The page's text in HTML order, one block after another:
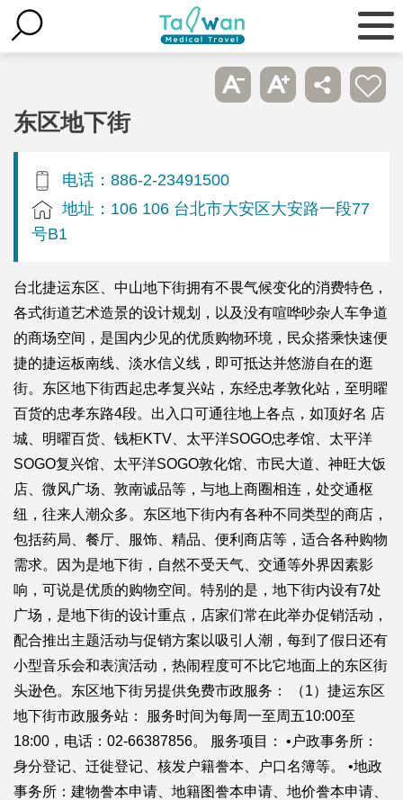
东区地下街
电话：886-2-23491500
地址：106 106 台北市大安区大安路一段77
号B1
台北捷运东区、中山地下街拥有不畏气候变化的消费特色，
各式街道艺术造景的设计规划，以及没有喧哗吵杂人车争道
的商场空间，是国内少见的优质购物环境，民众搭乘快速便
捷的捷运板南线、淡水信义线，即可抵达并悠游自在的逛
街。东区地下街西起忠孝复兴站，东经忠孝敦化站，至明曜
百货的忠孝东路4段。出入口可通往地上各点，如顶好名 店
城、明曜百货、钱柜KTV、太平洋SOGO忠孝馆、太平洋
SOGO复兴馆、太平洋SOGO敦化馆、市民大道、神旺大饭
店、微风广场、敦南诚品等，与地上商圈相连，处交通枢
纽，往来人潮众多。东区地下街内有各种不同类型的商店，
包括药局、餐厅、服饰、精品、便利商店等，适合各种购物
需求。因为是地下街，自然不受天气、交通等外界因素影
响，可说是优质的购物空间。特别的是，地下街内设有7处
广场，是地下街的设计重点，店家们常在此举办促销活动，
配合推出主题活动与促销方案以吸引人潮，每到了假日还有
小型音乐会和表演活动，热闹程度可不比它地面上的东区街
头逊色。东区地下街另提供免费市政服务： （1）捷运东区
地下街市政服务站： 服务时间为每周一至周五10:00至
18:00，电话：02-66387856。 服务项目： •户政事务所：
身分登记、迁徙登记、核发户籍誊本、户口名簿等。 •地政
事务所：建物誊本申请、地籍图誊本申请、地价誊本申请、